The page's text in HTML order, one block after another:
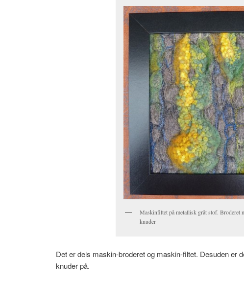
Maskinfiltet på metallisk gråt stof. Broderet
knuder
Det er dels maskin-broderet og maskin-filtet. Desuden er
knuder på.